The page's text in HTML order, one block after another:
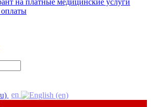
на платные медицинские услуги
en